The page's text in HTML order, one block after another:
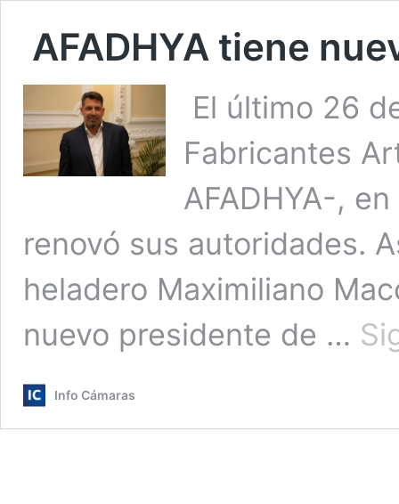
AFADHYA tiene
El último 26
Fabricantes
AFADHYA-,
renovó sus autoridades.
heladero Maximiliano
nuevo presidente de …
Info Cámaras